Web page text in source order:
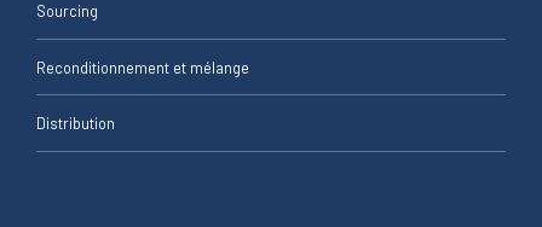
Sourcing
Reconditionnement et mélange
Distribution